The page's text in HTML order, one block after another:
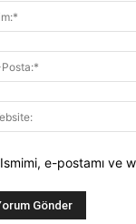
Ismimi, e-postamı ve